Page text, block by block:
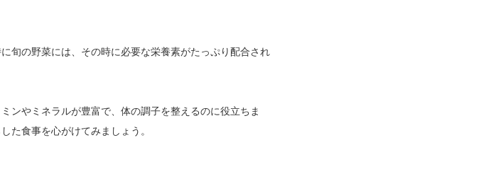
旬の野菜には、その時に必要な栄養素がたっぷり配合され
ンやミネラルが豊富で、体の調子を整えるのに役立ちま
た食事を心がけてみましょう。